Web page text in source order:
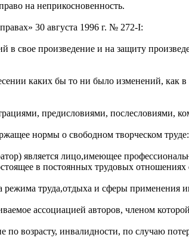
на неприкосновенность.
30 августа 1996 г. № 272-I:
свое произведение и на защиту
каких бы то ни было изменений, как в
предисловиями,
нормы о свободном творческом труде:
является лицо,имеющее
в постоянных трудовых
труда,отдыха и сферы применения
ассоциацией авторов, членом
возрасту, инвалидности, по случаю